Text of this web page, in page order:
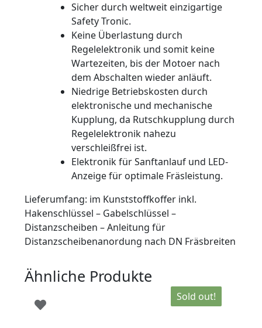
Sicher durch weltweit einzigartige
Safety Tronic.
Keine Überlastung durch
Regelelektronik und somit keine
Wartezeiten, bis der Motoer nach
dem Abschalten wieder anläuft.
Niedrige Betriebskosten durch
elektronische und mechanische
Kupplung, da Rutschkupplung durch
Regelelektronik nahezu
verschleißfrei ist.
Elektronik für Sanftanlauf und LED-
Anzeige für optimale Fräsleistung.
Lieferumfang: im Kunststoffkoffer inkl.
Hakenschlüssel – Gabelschlüssel –
Distanzscheiben – Anleitung für
Distanzscheibenanordung nach DN Fräsbreiten
Ähnliche Produkte
Sold out!